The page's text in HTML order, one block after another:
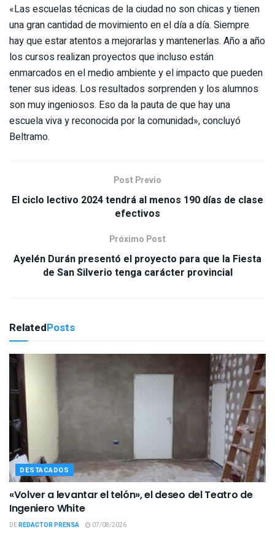
«Las escuelas técnicas de la ciudad no son chicas y tienen
una gran cantidad de movimiento en el día a día. Siempre
hay que estar atentos a mejorarlas y mantenerlas. Año a año
los cursos realizan proyectos que incluso están
enmarcados en el medio ambiente y el impacto que pueden
tener sus ideas. Los resultados sorprenden y los alumnos
son muy ingeniosos. Eso da la pauta de que hay una
escuela viva y reconocida por la comunidad», concluyó
Beltramo.
Post Previo
El ciclo lectivo 2024 tendrá al menos 190 días de clase
efectivos
Próximo Post
Ayelén Durán presentó el proyecto para que la Fiesta
de San Silverio tenga carácter provincial
RelatedPosts
DESTACADOS
«Volver a levantar el telón», el deseo del Teatro de
Ingeniero White
DEREDACTOR PRENSA 07/08/2026